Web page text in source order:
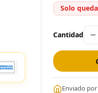
Solo
Cantidad −
Enviado